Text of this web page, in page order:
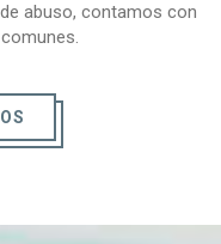
abuso, contamos con